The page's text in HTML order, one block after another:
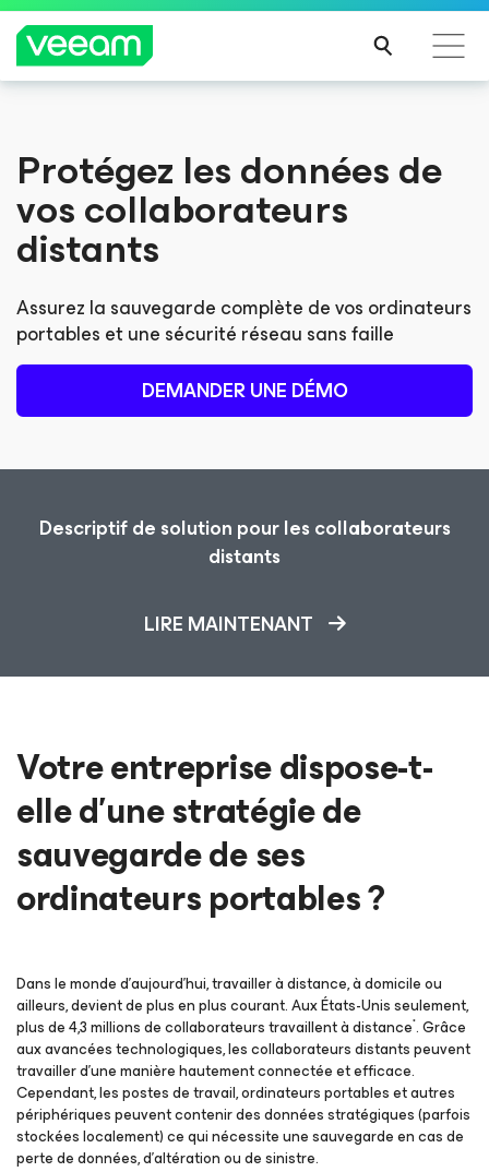
impactés par la mise à jour de CrowdStrike
LIRE
LA
SUIT
E
Protégez les données de
vos collaborateurs
distants
Assurez la sauvegarde complète de vos ordinateurs
portables et une sécurité réseau sans faille
DEMANDER UNE DÉMO
Descriptif de solution pour les collaborateurs
distants
LIRE MAINTENANT
Votre entreprise dispose-t-
elle d’une stratégie de
sauvegarde de ses
ordinateurs portables ?
Dans le monde d’aujourd’hui, travailler à distance, à domicile ou
ailleurs, devient de plus en plus courant. Aux États-Unis seulement,
plus de 4,3 millions de collaborateurs travaillent à distance*. Grâce
aux avancées technologiques, les collaborateurs distants peuvent
travailler d’une manière hautement connectée et efficace.
Cependant, les postes de travail, ordinateurs portables et autres
périphériques peuvent contenir des données stratégiques (parfois
stockées localement) ce qui nécessite une sauvegarde en cas de
perte de données, d’altération ou de sinistre.